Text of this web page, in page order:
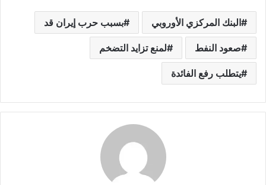
e
b
o
o
k
er
s
A
p
s
e
n
g
er
y
Li
n
gr
a
m
ar
e
البنك المركزي الأوروبي بسبب حرب إيران قد
صعود النفط لمنع تزايد التضخم
يتطلب رفع الفائدة